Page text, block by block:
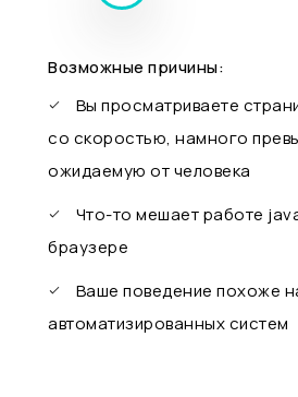
Возможные причины:
Вы просматриваете
со скоростью, намного
ожидаемую от человека
Что-то мешает работе
браузере
Ваше поведение похоже
автоматизированных систем